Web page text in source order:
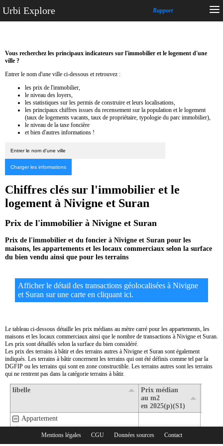
Urbi Explore Rapport
Mentions légales CGU Données sources Contact
Rubriques :
Vous recherchez les principaux indicateurs sur l'immobilier et le logement d'une
ville ?
Entrer le nom d'une ville ci-dessous et retrouvez :
les prix de l'immobilier,
le niveau des loyers,
les statistiques sur les permis de construire et leurs localisations,
les principaux chiffres issues du recensement sur la population et le logement
(taux de logements vacants, taux de propriétaire, typologie du parc immobilier),
le niveau de la taxe foncière
et bien d'autres informations !
Chiffres clés sur l'immobilier et le
logement à Nivigne et Suran
Prix de l'immobilier à Nivigne et Suran
Prix de l'immobilier et du foncier à Nivigne et Suran pour les
maisons, les appartements et les locaux commerciaux selon la surface
du bien vendu ainsi que pour les terrains
Afficher le détail des transactions géolocalisées à Nivigne
et Suran sur une carte en cliquant ici.
Le tableau ci-dessous détaille les prix médians au mètre carré pour les appartements, les
maisons et les locaux commerciaux ainsi que le nombre de transactions à Nivigne et Suran.
Les prix sont détaillés selon la surface du bien considéré.
Les prix des terrains à bâtir et des terrains autres à Nivigne et Suran sont également
indiqués. Les terrains à bâtir concernent les terrains qui ont été définis comme tel par la
DGFIP ou les terrains qui sont en zone constructible. Les terrains autres sont les terrains
qui ne rentrent pas dans la catégorie terrains à bâtir.
libelle
Prix médian
au m2
en 2025(p)(S1)
Appartement
2- Surface de 30 m2 à 80 m2